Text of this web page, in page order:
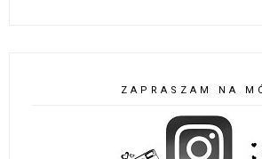
ZAPRASZAM NA